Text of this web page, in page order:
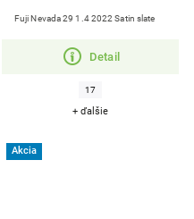
Detail
Fuji Nevada 29 1.4 2022 Satin slate
17
+ ďalšie
Akcia